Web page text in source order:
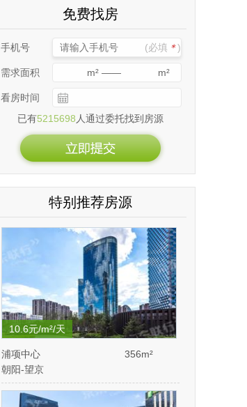
免费找房
手机号 (必填 ＊)
需求面积 m² —— m²
看房时间
已有5215698 人通过委托找到房源
特别推荐房源
10.6元/m²/天
浦项中心
356m²
朝阳-望京